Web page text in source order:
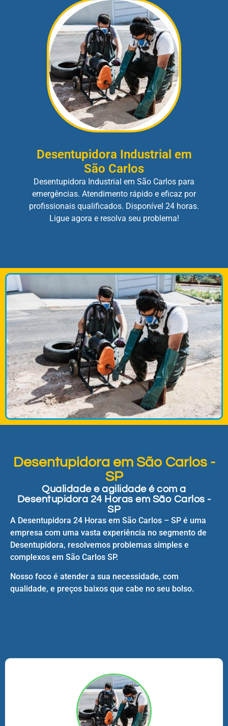
Desentupidora Industrial em
São Carlos
Desentupidora Industrial em São Carlos para
emergências. Atendimento rápido e eficaz por
profissionais qualificados. Disponível 24 horas.
Ligue agora e resolva seu problema!
Desentupidora em São Carlos -
SP
Qualidade e agilidade é com a
Desentupidora 24 Horas em São Carlos -
SP
A Desentupidora 24 Horas em São Carlos – SP é uma
empresa com uma vasta experiência no segmento de
Desentupidora, resolvemos problemas simples e
complexos em São Carlos SP.
Nosso foco é atender a sua necessidade, com
qualidade, e preços baixos que cabe no seu bolso.